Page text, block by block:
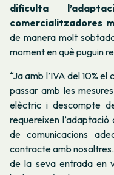
dificulta
comercialitzadores
de manera molt
moment en què puguin
“Ja amb l’IVA del 10%
passar amb les
elèctric i descompte
requereixen
de comunicacions
contracte amb
de la seva entrada en